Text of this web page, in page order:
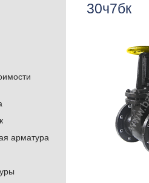
30ч7бк
арматура